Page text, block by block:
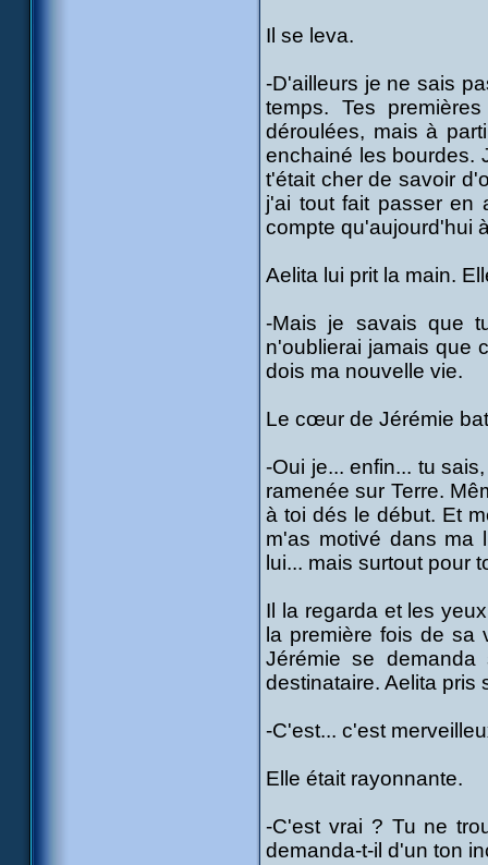
Il se leva.
-D'ailleurs je ne sais
temps. Tes
déroulées, mais à
enchainé les bourdes.
t'était cher de savoir
j'ai tout fait passer en
compte qu'aujourd'hui
Aelita lui prit la main.
-Mais je savais que
n'oublierai jamais que
dois ma nouvelle vie.
Le cœur de Jérémie
-Oui je... enfin... tu
ramenée sur Terre.
à toi dés le début. Et
m'as motivé dans ma
lui... mais surtout pour
Il la regarda et les
la première fois de
Jérémie se
destinataire. Aelita pris
-C'est... c'est
Elle était rayonnante.
-C'est vrai ? Tu ne
demanda-t-il d'un ton